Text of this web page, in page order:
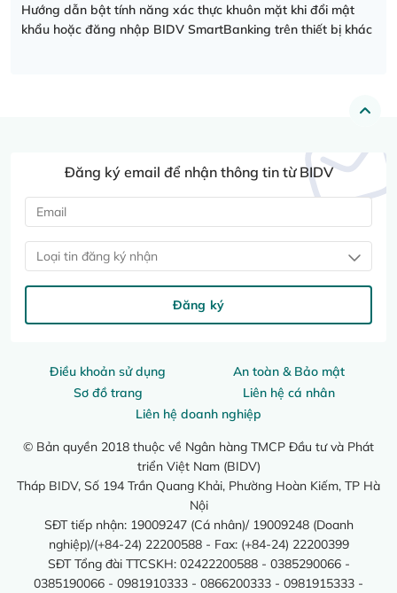
Hướng dẫn bật tính năng xác thực khuôn mặt khi đổi mật
khẩu hoặc đăng nhập BIDV SmartBanking trên thiết bị khác
Điều khoản sử dụng
An toàn & Bảo mật
Sơ đồ trang
Liên hệ cá nhân
Liên hệ doanh nghiệp
© Bản quyền 2018 thuộc về Ngân hàng TMCP Đầu tư và Phát
triển Việt Nam (BIDV)
Tháp BIDV, Số 194 Trần Quang Khải, Phường Hoàn Kiếm, TP Hà
Nội
SĐT tiếp nhận: 19009247 (Cá nhân)/ 19009248 (Doanh
nghiệp)/(+84-24) 22200588 - Fax: (+84-24) 22200399
SĐT Tổng đài TTCSKH: 02422200588 - 0385290066 -
0385190066 - 0981910333 - 0866200333 - 0981915333 -
Đăng ký email để nhận thông tin từ BIDV
Loại tin đăng ký nhận
Đăng ký